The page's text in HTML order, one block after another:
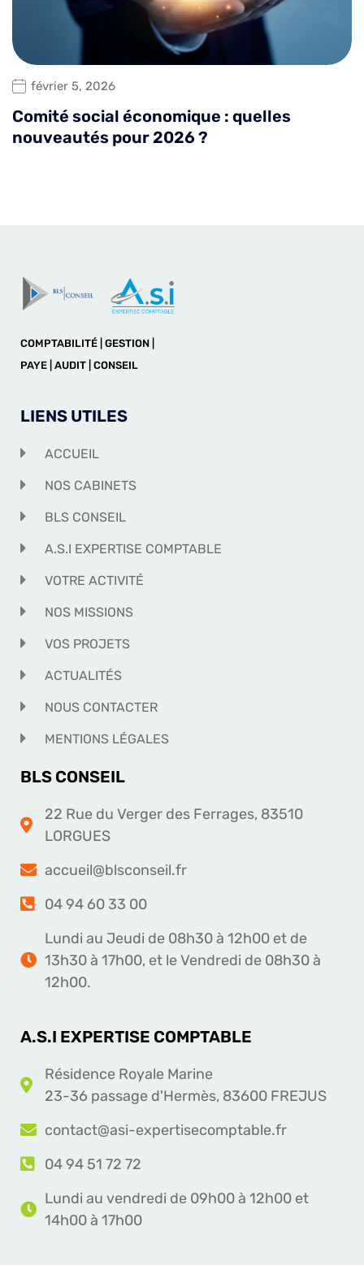
février 5, 2026
Comité social économique : quelles
nouveautés pour 2026 ?
COMPTABILITÉ | GESTION |
PAYE | AUDIT | CONSEIL
LIENS UTILES
ACCUEIL
NOS CABINETS
BLS CONSEIL
A.S.I EXPERTISE COMPTABLE
VOTRE ACTIVITÉ
NOS MISSIONS
VOS PROJETS
ACTUALITÉS
NOUS CONTACTER
MENTIONS LÉGALES
BLS CONSEIL
22 Rue du Verger des Ferrages, 83510
LORGUES
accueil@blsconseil.fr
04 94 60 33 00
Lundi au Jeudi de 08h30 à 12h00 et de
13h30 à 17h00, et le Vendredi de 08h30 à
12h00.
A.S.I EXPERTISE COMPTABLE
Résidence Royale Marine
23-36 passage d'Hermès, 83600 FREJUS
contact@asi-expertisecomptable.fr
04 94 51 72 72
Lundi au vendredi de 09h00 à 12h00 et
14h00 à 17h00